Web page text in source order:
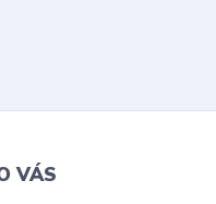
VÁS